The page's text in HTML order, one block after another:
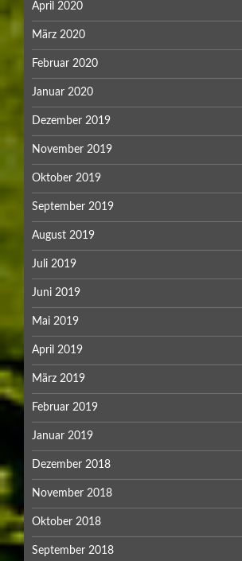
April 2020
März 2020
Februar 2020
Januar 2020
Dezember 2019
November 2019
Oktober 2019
September 2019
August 2019
Juli 2019
Juni 2019
Mai 2019
April 2019
März 2019
Februar 2019
Januar 2019
Dezember 2018
November 2018
Oktober 2018
September 2018